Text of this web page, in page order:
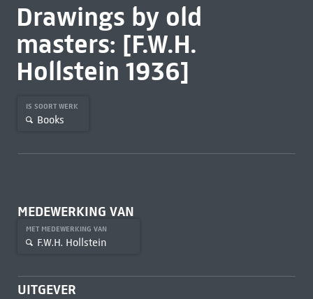
Drawings by old
masters: [F.W.H.
Hollstein 1936]
IS SOORT WERK
Books
MEDEWERKING VAN
MET MEDEWERKING VAN
F.W.H. Hollstein
UITGEVER